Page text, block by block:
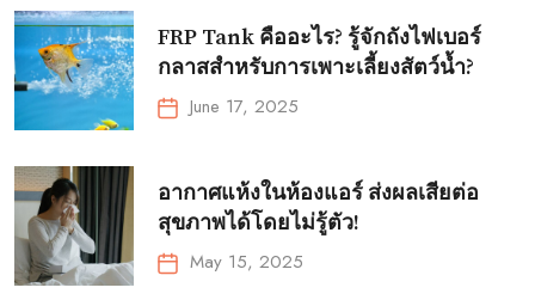
FRP Tank คืออะไร? รู้จักถังไฟเบอร์
กลาสสำหรับการเพาะเลี้ยงสัตว์น้ำ?
June 17, 2025
อากาศแห้งในห้องแอร์ ส่งผลเสียต่อ
สุขภาพได้โดยไม่รู้ตัว!
May 15, 2025